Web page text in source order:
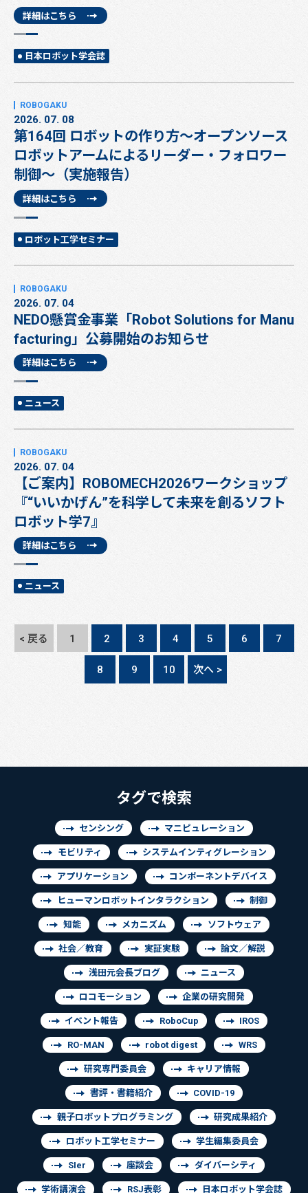
詳細はこちら
日本ロボット学会誌
2026. 07. 08
第164回 ロボットの作り方～オープンソース
ロボットアームによるリーダー・フォロワー
制御～（実施報告）
詳細はこちら
ロボット工学セミナー
2026. 07. 04
NEDO懸賞金事業「Robot Solutions for Manu
facturing」公募開始のお知らせ
詳細はこちら
ニュース
2026. 07. 04
【ご案内】ROBOMECH2026ワークショップ
『“いいかげん”を科学して未来を創るソフト
ロボット学7』
詳細はこちら
ニュース
< 戻る 1 2 3 4 5 6 7
8 9 10 次へ >
タグで検索
センシング マニピュレーション
モビリティ システムインティグレーション
アプリケーション コンポーネントデバイス
ヒューマンロボットインタラクション 制御
知能 メカニズム ソフトウェア
社会／教育 実証実験 論文／解説
浅田元会長ブログ ニュース
ロコモーション 企業の研究開発
イベント報告 RoboCup IROS
RO-MAN robot digest WRS
研究専門委員会 キャリア情報
書評・書籍紹介 COVID-19
親子ロボットプログラミング 研究成果紹介
ロボット工学セミナー 学生編集委員会
SIer 座談会 ダイバーシティ
学術講演会 RSJ表彰 日本ロボット学会誌